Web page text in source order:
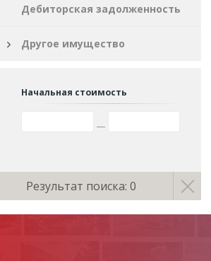
Дебиторская задолженность
Другое имущество
Начальная стоимость
Результат поиска: 0